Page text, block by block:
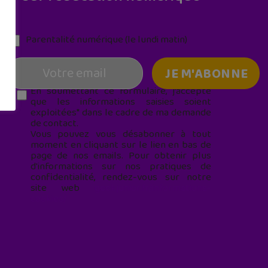
Parentalité numérique (le lundi matin)
En soumettant ce formulaire, j’accepte
que les informations saisies soient
exploitées* dans le cadre de ma demande
de contact.
Vous pouvez vous désabonner à tout
moment en cliquant sur le lien en bas de
page de nos emails. Pour obtenir plus
d'informations sur nos pratiques de
confidentialité, rendez-vous sur notre
site web